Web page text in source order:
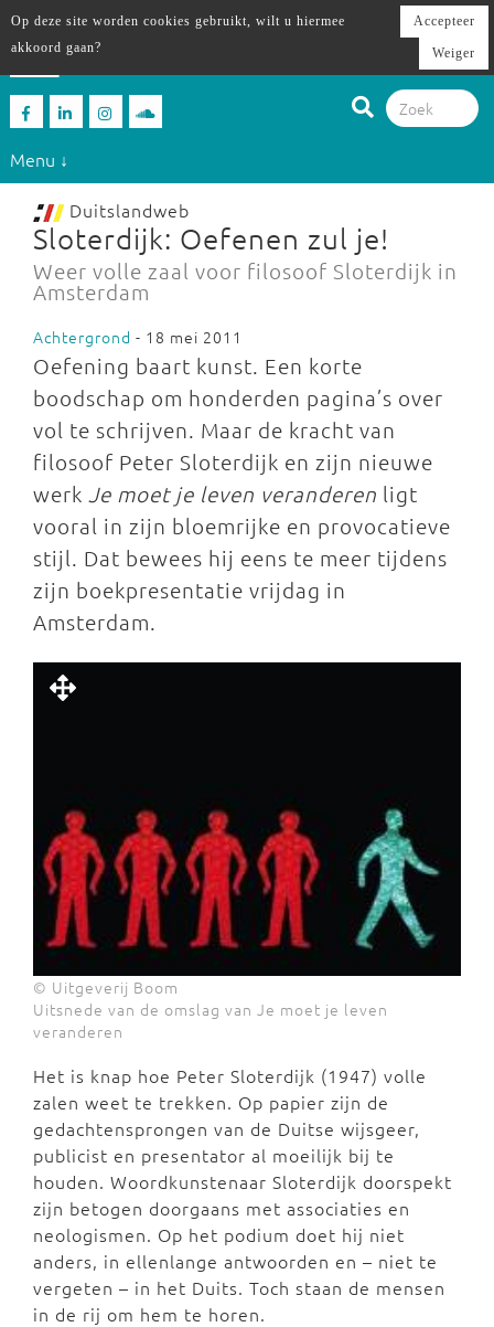
Menu ↓
Duitslandweb
Sloterdijk: Oefenen zul je!
Weer volle zaal voor filosoof Sloterdijk in
Amsterdam
Achtergrond - 18 mei 2011
Oefening baart kunst. Een korte
boodschap om honderden pagina’s over
vol te schrijven. Maar de kracht van
filosoof Peter Sloterdijk en zijn nieuwe
werk Je moet je leven veranderen ligt
vooral in zijn bloemrijke en provocatieve
stijl. Dat bewees hij eens te meer tijdens
zijn boekpresentatie vrijdag in
Amsterdam.
© Uitgeverij Boom
Uitsnede van de omslag van Je moet je leven
veranderen
Het is knap hoe Peter Sloterdijk (1947) volle
zalen weet te trekken. Op papier zijn de
gedachtensprongen van de Duitse wijsgeer,
publicist en presentator al moeilijk bij te
houden. Woordkunstenaar Sloterdijk doorspekt
zijn betogen doorgaans met associaties en
neologismen. Op het podium doet hij niet
anders, in ellenlange antwoorden en – niet te
vergeten – in het Duits. Toch staan de mensen
in de rij om hem te horen.
Op deze site worden cookies gebruikt, wilt u hiermee
akkoord gaan?
Accepteer
Weiger